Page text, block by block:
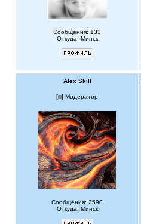
Сообщения: 133
Откуда: Минск
Alex Skill
[ ] Модератор
Сообщения: 2590
Откуда: Минск